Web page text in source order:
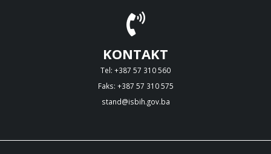
KONTAKT
Tel: +387 57 310 560
Faks: +387 57 310 575
stand@isbih.gov.ba